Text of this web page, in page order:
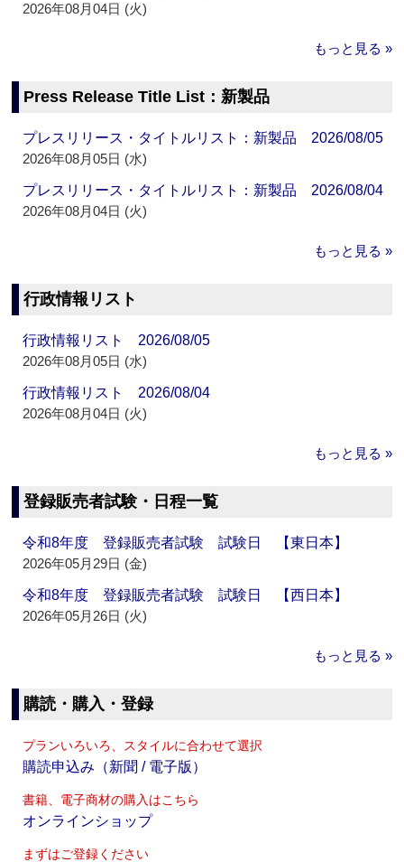
2026年08月04日 (火)
もっと見る »
Press Release Title List：新製品
プレスリリース・タイトルリスト：新製品 2026/08/05
2026年08月05日 (水)
プレスリリース・タイトルリスト：新製品 2026/08/04
2026年08月04日 (火)
もっと見る »
行政情報リスト
行政情報リスト 2026/08/05
2026年08月05日 (水)
行政情報リスト 2026/08/04
2026年08月04日 (火)
もっと見る »
登録販売者試験・日程一覧
令和8年度 登録販売者試験 試験日 【東日本】
2026年05月29日 (金)
令和8年度 登録販売者試験 試験日 【西日本】
2026年05月26日 (火)
もっと見る »
購読・購入・登録
プランいろいろ、スタイルに合わせて選択
購読申込み（新聞 / 電子版）
書籍、電子商材の購入はこちら
オンラインショップ
まずはご登録ください